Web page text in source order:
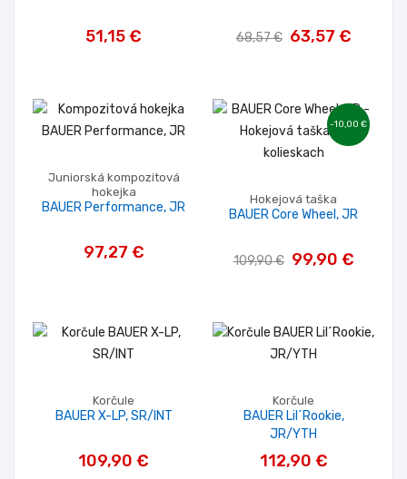
51,15 € 68,57 € 63,57 €
Juniorská kompozitová
hokejka
BAUER Performance, JR
97,27 €
-10,00 €
Hokejová taška
BAUER Core Wheel, JR
109,90 € 99,90 €
Korčule
BAUER X-LP, SR/INT
109,90 €
Korčule
BAUER Lil´Rookie,
JR/YTH
112,90 €